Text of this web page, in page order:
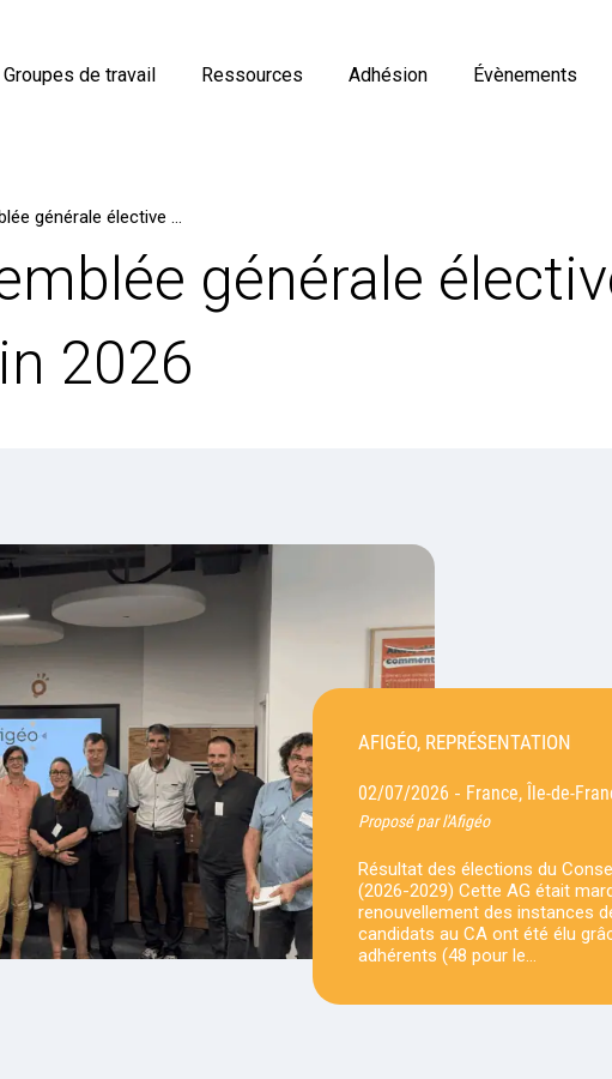
Groupes de travail Ressources Adhésion Évènements
générale
2026
AFIGÉO, REPRÉSENTATION
02/07/2026 - France, Île-de-
Proposé par l'Afigéo
Résultat des élections du
(2026-2029) Cette AG était
renouvellement des instances
candidats au CA ont été élu
adhérents (48 pour le…